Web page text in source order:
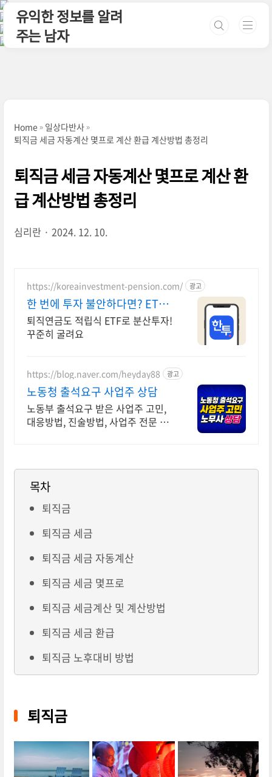
본문 바로가기
유익한 정보를 알려
주는 남자
Home
일상다반사
퇴직금 세금 자동계산 몇프로 계산 환급 계산방법 총정리
퇴직금 세금 자동계산 몇프로 계산 환
급 계산방법 총정리
심리란 2024. 12. 10.
https://koreainvestment-pension.com/ 광고
한 번에 투자 불안하다면? ETF
거래수수료 무료
퇴직연금도 적립식 ETF로 분산투자!
꾸준히 굴려요
https://blog.naver.com/heyday88 광고
노동청 출석요구 사업주 상담
노동부 출석요구 받은 사업주 고민,
대응방법, 진술방법, 사업주 전문 노
목차
퇴직금
퇴직금 세금
퇴직금 세금 자동계산
퇴직금 세금 몇프로
퇴직금 세금계산 및 계산방법
퇴직금 세금 환급
퇴직금 노후대비 방법
퇴직금